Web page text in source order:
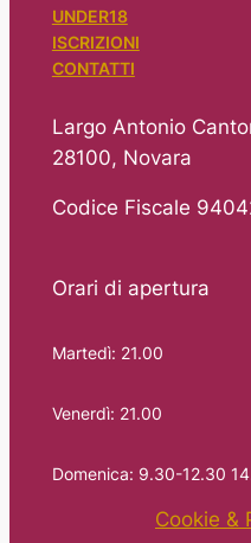
UNDER18
ISCRIZIONI
CONTATTI
Largo Antonio
28100, Novara
Codice Fiscale
Orari di apertura
Martedì: 21.00
Venerdì: 21.00
Domenica: 9.30-12.30
Cookie &